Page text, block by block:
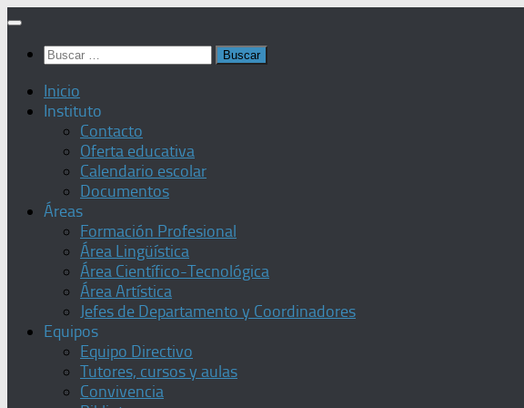
Saltar
contenido
Buscar:
Inicio
Instituto
Contacto
Oferta educativa
Calendario escolar
Documentos
Áreas
Formación Profesional
Área Lingüística
Área Científico-Tecnológica
Área Artística
Jefes de Departamento y Coordinadores
Equipos
Equipo Directivo
Tutores, cursos y aulas
Convivencia